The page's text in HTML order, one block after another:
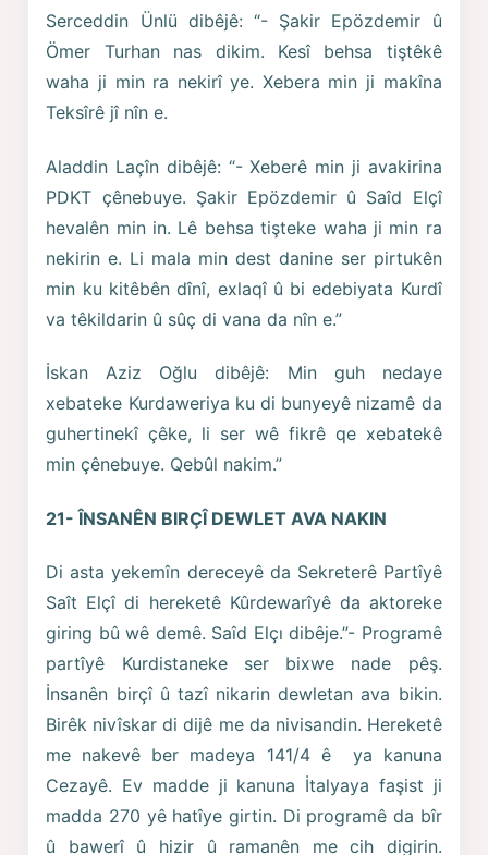
Serceddin Ünlü dibêjê: “- Şakir Epözdemir û
Ömer Turhan nas dikim. Kesî behsa tiştêkê
waha ji min ra nekirî ye. Xebera min ji makîna
Teksîrê jî nîn e.
Aladdin Laçîn dibêjê: “- Xeberê min ji avakirina
PDKT çênebuye. Şakir Epözdemir û Saîd Elçî
hevalên min in. Lê behsa tişteke waha ji min ra
nekirin e. Li mala min dest danine ser pirtukên
min ku kitêbên dînî, exlaqî û bi edebiyata Kurdî
va têkildarin û sûç di vana da nîn e.”
İskan Aziz Oğlu dibêjê: Min guh nedaye
xebateke Kurdaweriya ku di bunyeyê nizamê da
guhertinekî çêke, li ser wê fikrê qe xebatekê
min çênebuye. Qebûl nakim.”
21- ÎNSANÊN BIRÇÎ DEWLET AVA NAKIN
Di asta yekemîn dereceyê da Sekreterê Partîyê
Saît Elçî di hereketê Kûrdewarîyê da aktoreke
giring bû wê demê. Saîd Elçı dibêje.”- Programê
partîyê Kurdistaneke ser bixwe nade pêş.
İnsanên birçî û tazî nikarin dewletan ava bikin.
Birêk nivîskar di dijê me da nivisandin. Hereketê
me nakevê ber madeya 141/4 ê ya kanuna
Cezayê. Ev madde ji kanuna İtalyaya faşist ji
madda 270 yê hatîye girtin. Di programê da bîr
û bawerî û hizir û ramanên me cih digirin.